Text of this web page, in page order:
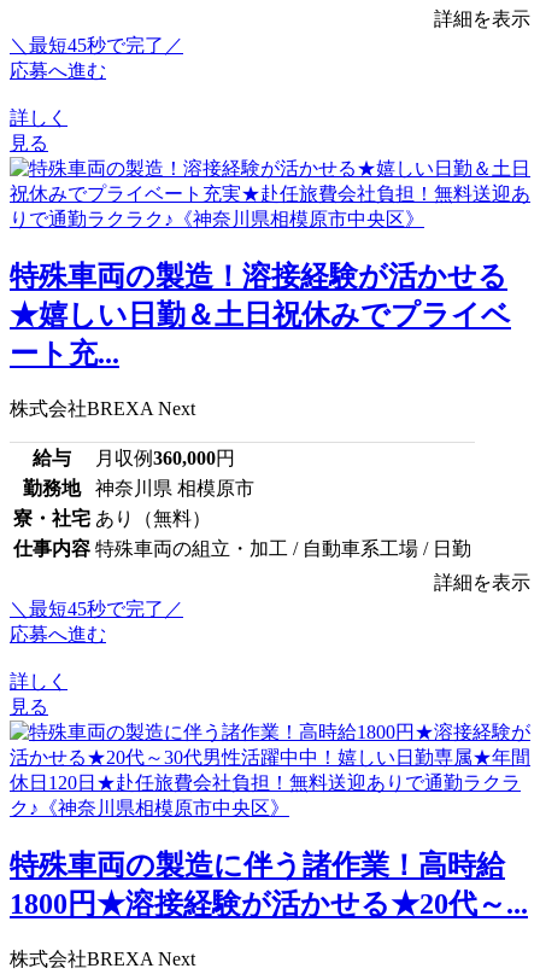
詳細を表示
＼最短45秒で完了／
応募へ進む
詳しく
見る
特殊車両の製造！溶接経験が活かせる
★嬉しい日勤＆土日祝休みでプライベ
ート充...
株式会社BREXA Next
給与 月収例360,000円
勤務地
神奈川県 相模原市
寮・社宅 あり（無料）
仕事内容 特殊車両の組立・加工 / 自動車系工場 / 日勤
詳細を表示
＼最短45秒で完了／
応募へ進む
詳しく
見る
特殊車両の製造に伴う諸作業！高時給
1800円★溶接経験が活かせる★20代～...
株式会社BREXA Next